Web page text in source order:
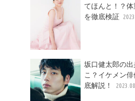
てほんと！？
を徹底検証
坂口健太郎の
こ？イケメン
底解説！